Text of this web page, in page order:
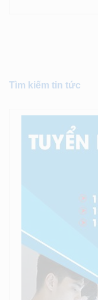
Tìm kiếm tin tức